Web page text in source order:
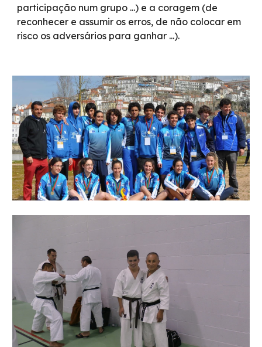
participação num grupo ...) e a coragem (de
reconhecer e assumir os erros, de não colocar em
risco os adversários para ganhar ...).